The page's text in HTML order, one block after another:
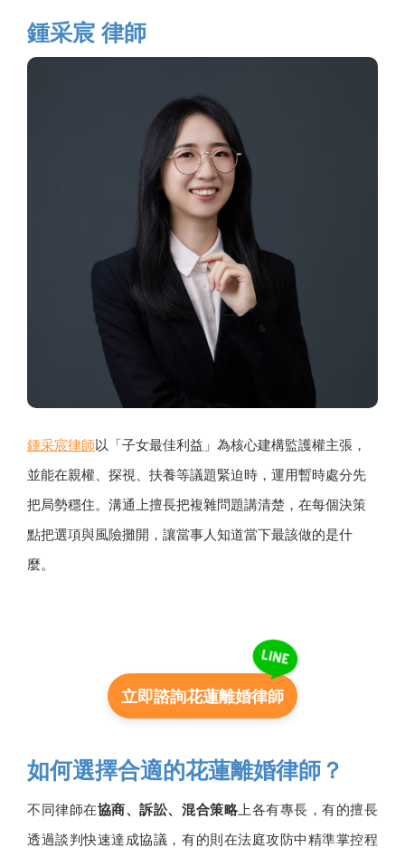
鍾采宸 律師
鍾采宸律師以「子女最佳利益」為核心建構監護權主張，
並能在親權、探視、扶養等議題緊迫時，運用暫時處分先
把局勢穩住。溝通上擅長把複雜問題講清楚，在每個決策
點把選項與風險攤開，讓當事人知道當下最該做的是什
麼。
立即諮詢花蓮離婚律師
如何選擇合適的花蓮離婚律師？
不同律師在協商、訴訟、混合策略上各有專長，有的擅長
透過談判快速達成協議，有的則在法庭攻防中精準掌控程